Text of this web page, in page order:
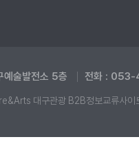
술발전소 5층 전화 :
대구관광 B2B정보교류사이